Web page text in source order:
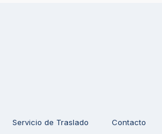
Servicio de Traslado Contacto